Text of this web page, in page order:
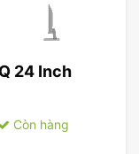
24 Inch
Còn hàng